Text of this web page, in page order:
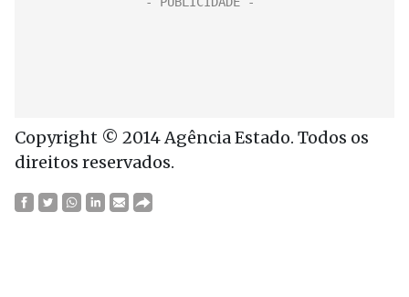
Copyright © 2014 Agência Estado. Todos os
direitos reservados.